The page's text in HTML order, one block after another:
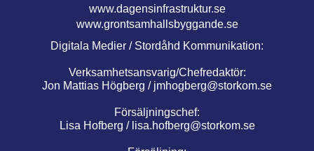
www.dagensinfrastruktur.se
www.grontsamhallsbyggande.se
Digitala Medier / Stordåhd Kommunikation:
Verksamhetsansvarig/Chefredaktör:
Jon Mattias Högberg / jmhogberg@storkom.se
Försäljningschef:
Lisa Hofberg / lisa.hofberg@storkom.se